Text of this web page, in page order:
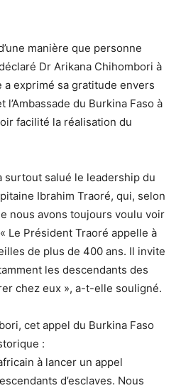
manière que personne
Dr Arikana Chihombori à
a exprimé sa gratitude envers
du Burkina Faso à
facilité la réalisation du
surtout salué le leadership du
Ibrahim Traoré, qui, selon
nous avons toujours voulu voir
Le Président Traoré appelle à
de plus de 400 ans. Il invite
les descendants des
chez eux », a-t-elle souligné.
cet appel du Burkina Faso
:
à lancer un appel
d’esclaves. Nous